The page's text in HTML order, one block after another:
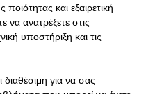
και εξαιρετική
να ανατρέξετε στις
υποστήριξη και τις
διαθέσιμη για να σας